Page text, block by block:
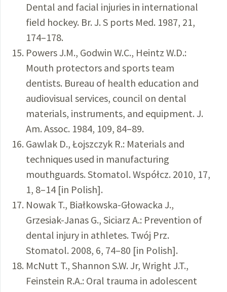
Dental and facial injuries in international
field hockey. Br. J. S ports Med. 1987, 21,
174–178.
Powers J.M., Godwin W.C., Heintz W.D.:
Mouth protectors and sports team
dentists. Bureau of health education and
audiovisual services, council on dental
materials, instruments, and equipment. J.
Am. Assoc. 1984, 109, 84–89.
Gawlak D., Łojszczyk R.: Materials and
techniques used in manufacturing
mouthguards. Stomatol. Współcz. 2010, 17,
1, 8–14 [in Polish].
Nowak T., Białkowska-Głowacka J.,
Grzesiak-Janas G., Siciarz A.: Prevention of
dental injury in athletes. Twój Prz.
Stomatol. 2008, 6, 74–80 [in Polish].
McNutt T., Shannon S.W. Jr, Wright J.T.,
Feinstein R.A.: Oral trauma in adolescent